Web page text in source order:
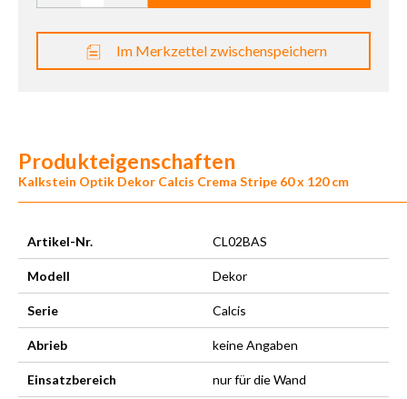
Im Merkzettel zwischenspeichern
Produkteigenschaften
Kalkstein Optik Dekor Calcis Crema Stripe 60 x 120 cm
Artikel-Nr. CL02BAS
Modell Dekor
Serie Calcis
Abrieb keine Angaben
Einsatzbereich nur für die Wand